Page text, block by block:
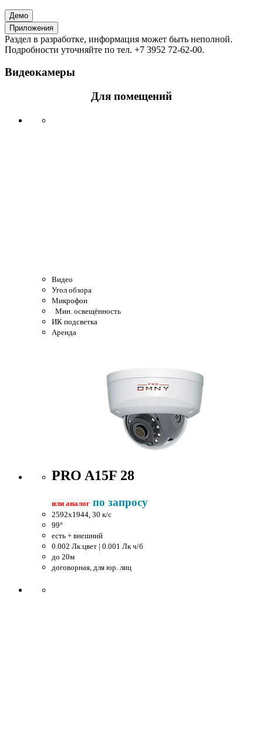
Демо
Приложения
Раздел в разработке, информация может быть неполной.
Подробности уточняйте по тел. +7 3952 72-62-00.
Видеокамеры
Для помещений
Видео
Угол обзора
Микрофон
Мин. освещённость
ИК подсветка
Аренда
PRO A15F 28
или аналог по запросу
2592x1944, 30 к/c
99°
есть + внешний
0.002 Лк цвет | 0.001 Лк ч/б
до 20м
договорная, для юр. лиц